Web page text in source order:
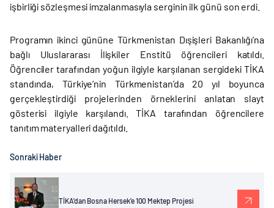
işbirliği sözleşmesi imzalanmasıyla serginin ilk günü son erdi.
Programın ikinci gününe Türkmenistan Dışişleri Bakanlığı’na
bağlı Uluslararası İlişkiler Enstitü öğrencileri katıldı.
Öğrenciler tarafından yoğun ilgiyle karşılanan sergideki TİKA
standında, Türkiye’nin Türkmenistan’da 20 yıl boyunca
gerçekleştirdiği projelerinden örneklerini anlatan slayt
gösterisi ilgiyle karşılandı. TİKA tarafından öğrencilere
tanıtım materyalleri dağıtıldı.
Sonraki Haber
TİKA'dan Bosna Hersek'e 100 Mektep Projesi